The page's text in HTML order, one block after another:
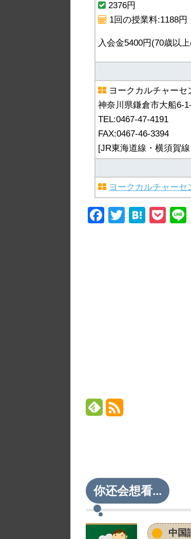
2376円
1回の授業料:1188円
入会金5400円(70歳以
ヨークカルチャーセ
神奈川県鎌倉市大船6-
TEL:0467-47-4191
FAX:0467-46-3394
[JR東海道線・横須賀
ヨークカルチャーセ
F
T
H
P
你还会想看...
中国